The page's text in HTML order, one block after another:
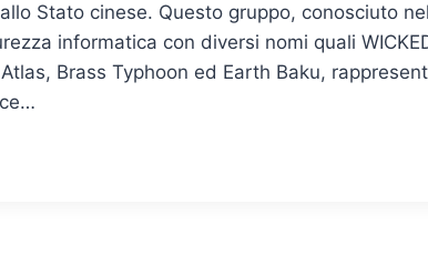
Stato cinese. Questo gruppo, conosciuto
informatica con diversi nomi quali
Brass Typhoon ed Earth Baku,